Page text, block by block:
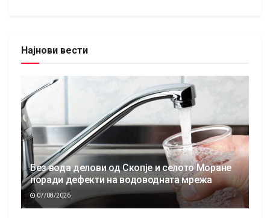
Најнови вести
Без вода делови од Скопје и селото Моране
поради дефекти на водоводната мрежа
07/08/2026